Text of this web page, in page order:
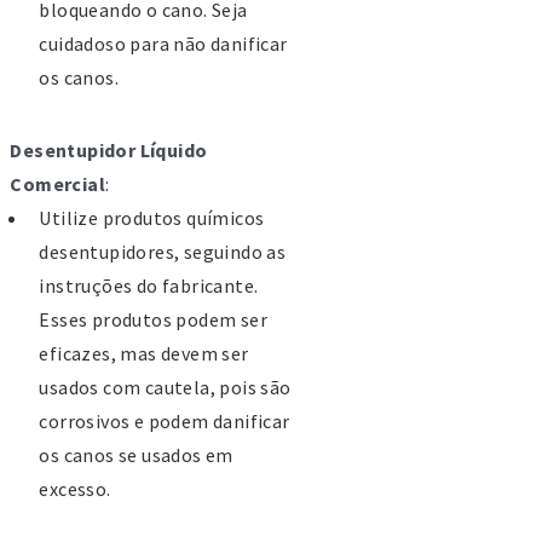
de Magos
MARTINS
Magos ( Frente à
de Freguesia de Marinhais
R. João Pinto Figueiredo,
181 Marinhais
263 595 114
de Freguesia de Muge
Rua Vasco da Gama 37,
322 Muge
bloqueando o cano. Seja
cuidadoso para não danificar
os canos.
Desentupidor Líquido
Comercial:
Utilize produtos químicos
desentupidores, seguindo as
instruções do fabricante.
Esses produtos podem ser
eficazes, mas devem ser
usados com cautela, pois são
corrosivos e podem danificar
os canos se usados em
excesso.